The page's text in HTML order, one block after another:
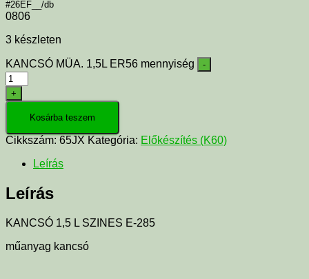
#26EF__/db
0806
3 készleten
KANCSÓ MÜA. 1,5L ER56 mennyiség -
+
Kosárba teszem
Cikkszám: 65JX Kategória: Előkészítés (K60)
Leírás
Leírás
KANCSÓ 1,5 L SZINES E-285
műanyag kancsó